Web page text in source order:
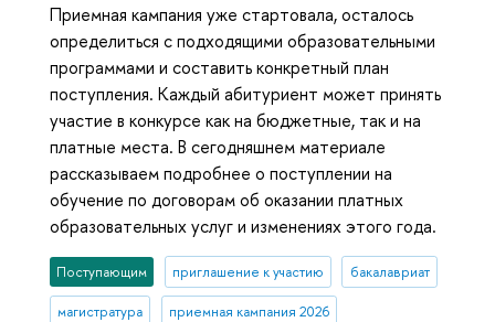
Приемная кампания уже стартовала, осталось
определиться с подходящими образовательными
программами и составить конкретный план
поступления. Каждый абитуриент может принять
участие в конкурсе как на бюджетные, так и на
платные места. В сегодняшнем материале
рассказываем подробнее о поступлении на
обучение по договорам об оказании платных
образовательных услуг и изменениях этого года.
Поступающим приглашение к участию бакалавриат
магистратура приемная кампания 2026